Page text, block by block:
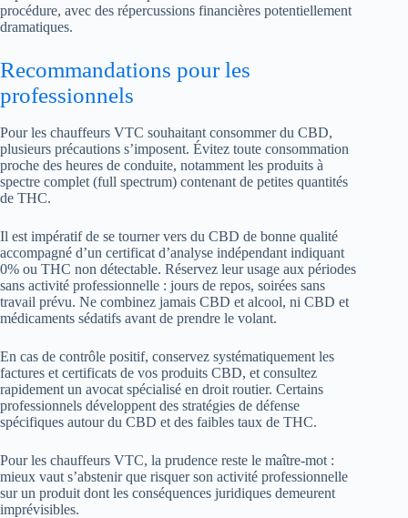
procédure, avec des répercussions financières potentiellement
dramatiques.
Recommandations pour les
professionnels
Pour les chauffeurs VTC souhaitant consommer du CBD,
plusieurs précautions s’imposent. Évitez toute consommation
proche des heures de conduite, notamment les produits à
spectre complet (full spectrum) contenant de petites quantités
de THC.
Il est impératif de se tourner vers du CBD de bonne qualité
accompagné d’un certificat d’analyse indépendant indiquant
0% ou THC non détectable. Réservez leur usage aux périodes
sans activité professionnelle : jours de repos, soirées sans
travail prévu. Ne combinez jamais CBD et alcool, ni CBD et
médicaments sédatifs avant de prendre le volant.
En cas de contrôle positif, conservez systématiquement les
factures et certificats de vos produits CBD, et consultez
rapidement un avocat spécialisé en droit routier. Certains
professionnels développent des stratégies de défense
spécifiques autour du CBD et des faibles taux de THC.
Pour les chauffeurs VTC, la prudence reste le maître-mot :
mieux vaut s’abstenir que risquer son activité professionnelle
sur un produit dont les conséquences juridiques demeurent
imprévisibles.